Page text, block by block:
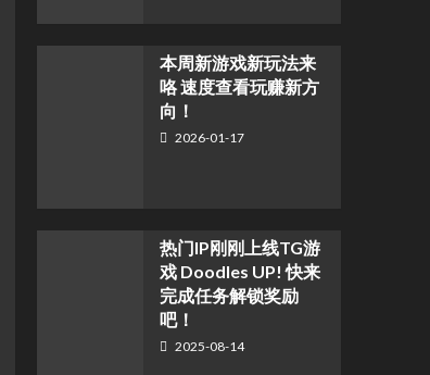
本周新游戏新玩法来
咯 速度查看玩赚新方
向！
2026-01-17
热门IP刚刚上线TG游
戏 Doodles UP! 快来
完成任务解锁奖励
吧！
2025-08-14